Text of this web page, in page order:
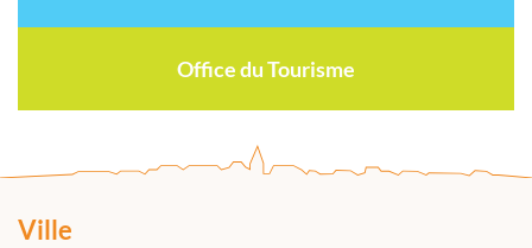
Office du Tourisme
Ville